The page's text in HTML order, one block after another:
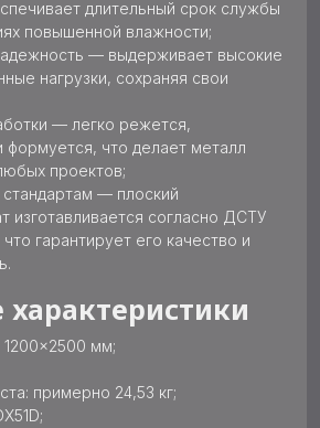
длительный срок службы
повышенной влажности;
— выдерживает высокие
нагрузки, сохраняя свои
— легко режется,
формуется, что делает металл
проектов;
стандартам — плоский
изготавливается согласно ДСТУ
что гарантирует его качество и
1200×2500 мм;
примерно 24,53 кг;